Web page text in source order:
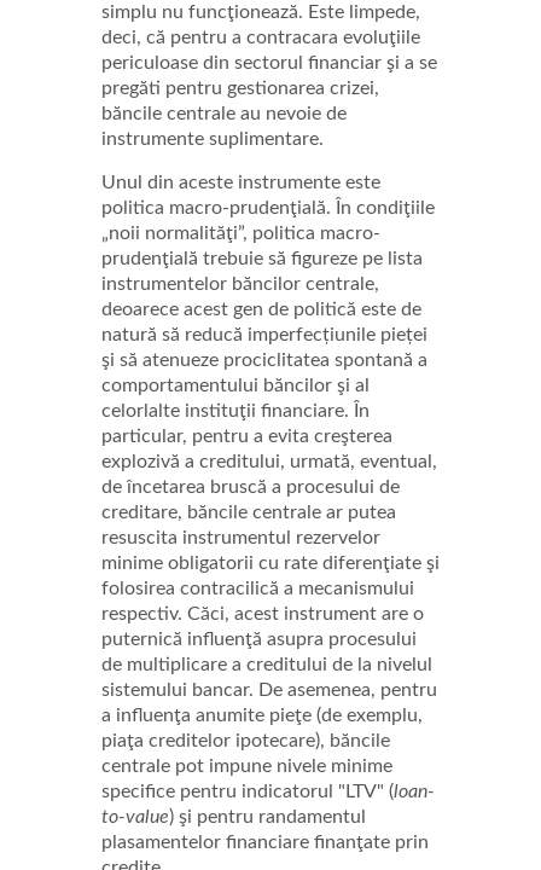
simplu nu funcţionează. Este limpede,
deci, că pentru a contracara evoluţiile
periculoase din sectorul financiar şi a se
pregăti pentru gestionarea crizei,
băncile centrale au nevoie de
instrumente suplimentare.
Unul din aceste instrumente este
politica macro-prudenţială. În condiţiile
„noii normalităţi”, politica macro-
prudenţială trebuie să figureze pe lista
instrumentelor băncilor centrale,
deoarece acest gen de politică este de
natură să reducă imperfecțiunile pieței
şi să atenueze prociclitatea spontană a
comportamentului băncilor şi al
celorlalte instituţii financiare. În
particular, pentru a evita creşterea
explozivă a creditului, urmată, eventual,
de încetarea bruscă a procesului de
creditare, băncile centrale ar putea
resuscita instrumentul rezervelor
minime obligatorii cu rate diferenţiate şi
folosirea contracilică a mecanismului
respectiv. Căci, acest instrument are o
puternică influenţă asupra procesului
de multiplicare a creditului de la nivelul
sistemului bancar. De asemenea, pentru
a influenţa anumite pieţe (de exemplu,
piaţa creditelor ipotecare), băncile
centrale pot impune nivele minime
specifice pentru indicatorul "LTV" (loan-
to-value) şi pentru randamentul
plasamentelor financiare finanţate prin